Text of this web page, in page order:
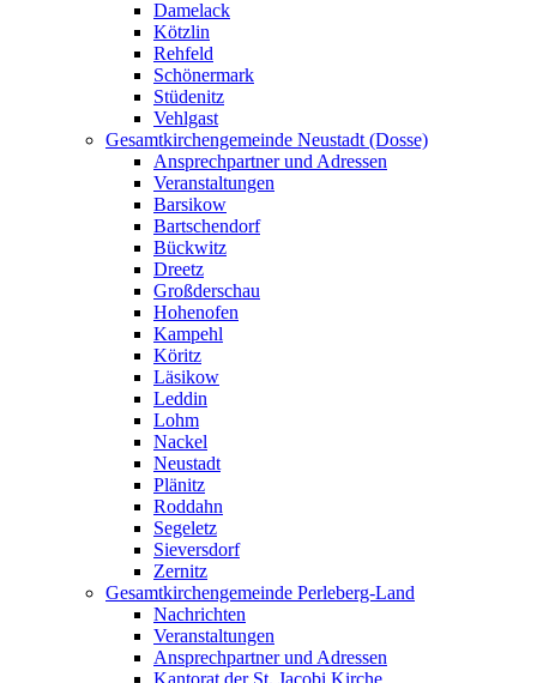
Damelack
Kötzlin
Rehfeld
Schönermark
Stüdenitz
Vehlgast
Gesamtkirchengemeinde Neustadt (Dosse)
Ansprechpartner und Adressen
Veranstaltungen
Barsikow
Bartschendorf
Bückwitz
Dreetz
Großderschau
Hohenofen
Kampehl
Köritz
Läsikow
Leddin
Lohm
Nackel
Neustadt
Plänitz
Roddahn
Segeletz
Sieversdorf
Zernitz
Gesamtkirchengemeinde Perleberg-Land
Nachrichten
Veranstaltungen
Ansprechpartner und Adressen
Kantorat der St. Jacobi Kirche